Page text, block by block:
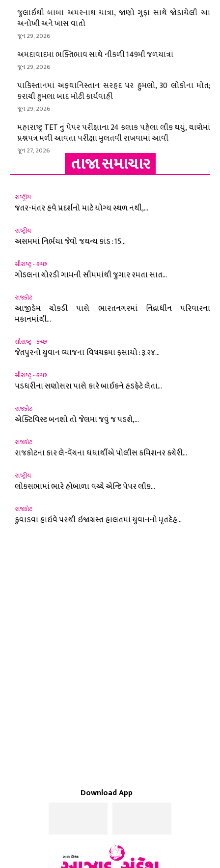
જુલાઈથી બાબા અમરનાથ યાત્રા, જાણો ગુફા સાથે જોડાયેલી આ
અનોખી અને ખાસ વાતો
જૂન 29, 2026
અમદાવાદમાં ભક્તિભાવ સાથે નીકળી 149મી જળયાત્રા
જૂન 29, 2026
પાકિસ્તાનમાં અફઘાનિસ્તાન સરહદ પર હુમલો, 30 લોકોના મોત;
કરાચી હુમલા બાદ મોટી કાર્યવાહી
જૂન 29, 2026
મહારાષ્ટ્ર TET નું પેપર પરીક્ષાના 24 કલાક પહેલા લીક થયું, થાણેમાં
પ્રશ્નપત્ર મળી આવતા પરીક્ષા મુલતવી રાખવામાં આવી
જૂન 27, 2026
તાજા સમાચાર
રાષ્ટ્રીય
જંતર-મંતર હવે પ્રદર્શનો માટે યોગ્ય સ્થળ નથી,...
રાષ્ટ્રીય
અસમમાં નિર્ભયા જેવો જઘન્ય કાંડ : 15...
સૌરાષ્ટ્ર - કચ્છ
ગોંડલના ચોરડી ગામની સીમમાંથી જુગાર રમતા સાત...
રાજકોટ
આજીડેમ ચોકડી પાસે ભારતનગરમાં નિંદ્રાધીન પરિવારના
મકાનમાંથી...
સૌરાષ્ટ્ર - કચ્છ
જેતપુરનો યુવાન વ્યાજના વિષચક્રમાં ફસાયો : રૂ.૨૪...
સૌરાષ્ટ્ર - કચ્છ
પડધરીના સણોસરા પાસે કારે બાઈકને હડફેટે લેતા...
રાજકોટ
એક્ટિવિસ્ટ બનશો તો જેલમાં જવું જ પડશે,...
રાજકોટ
રાજકોટના કાર લે-વેંચના ધંધાર્થીએ પોલીસ કમિશનર કચેરી...
રાષ્ટ્રીય
લોકસભામાં ભારે હોબાળા વચ્ચે એન્ટિ પેપર લીક...
રાજકોટ
કુવાડવા હાઇવે પરથી ઇજાગ્રસ્ત હાલતમાં યુવાનનો મૃતદેહ...
Download App